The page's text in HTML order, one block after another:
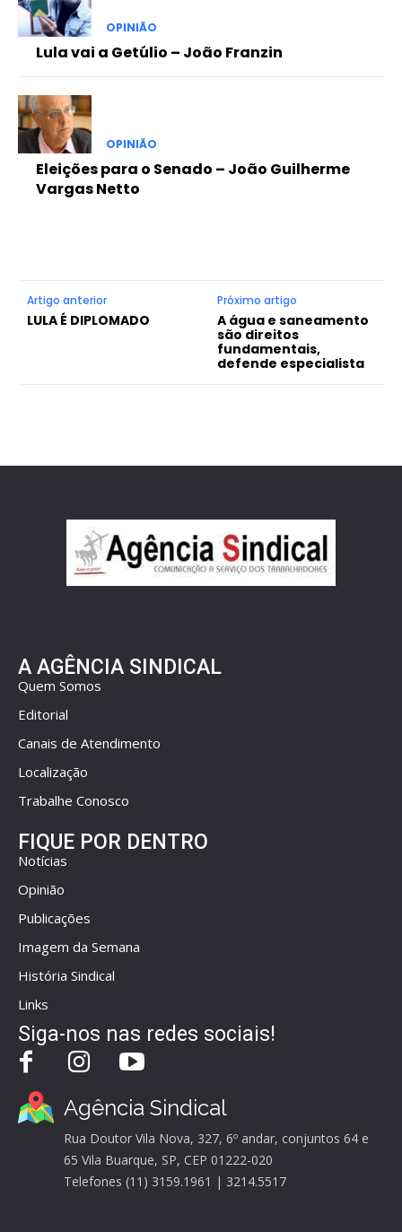
OPINIÃO
Lula vai a Getúlio – João Franzin
OPINIÃO
Eleições para o Senado – João Guilherme
Vargas Netto
Artigo anterior
LULA É DIPLOMADO
Próximo artigo
A água e saneamento
são direitos
fundamentais,
defende especialista
A AGÊNCIA SINDICAL
Quem Somos
Editorial
Canais de Atendimento
Localização
Trabalhe Conosco
FIQUE POR DENTRO
Notícias
Opinião
Publicações
Imagem da Semana
História Sindical
Links
Siga-nos nas redes sociais!
Agência Sindical
Rua Doutor Vila Nova, 327, 6º andar, conjuntos 64 e
65 Vila Buarque, SP, CEP 01222-020
Telefones (11) 3159.1961 | 3214.5517